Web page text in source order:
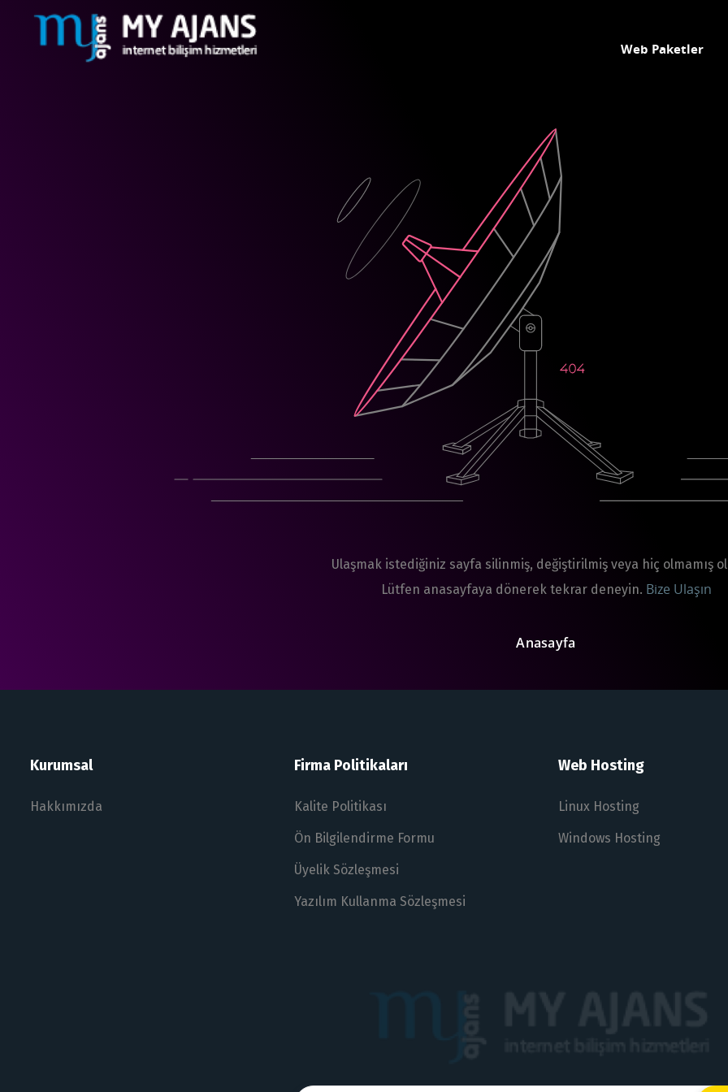
Web Paketler
Ulaşmak istediğiniz sayfa silinmiş, değiştirilmiş veya hiç olmamış
Lütfen anasayfaya dönerek tekrar deneyin. Bize Ulaşın
Anasayfa
Kurumsal
Hakkımızda
Firma Politikaları
Kalite Politikası
Ön Bilgilendirme Formu
Üyelik Sözleşmesi
Yazılım Kullanma Sözleşmesi
Web Hosting
Linux Hosting
Windows Hosting